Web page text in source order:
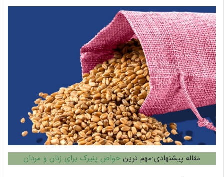
مقاله پیشنهادی:مهم ترین خواص پنیرک برای زنان و مردان